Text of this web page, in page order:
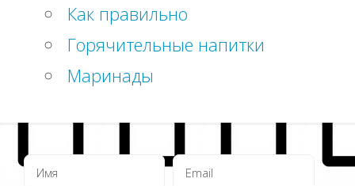
Как правильно
Горячительные напитки
Маринады